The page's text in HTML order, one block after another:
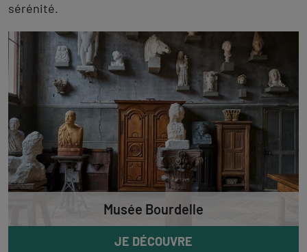
sérénité.
Musée Bourdelle
JE DÉCOUVRE